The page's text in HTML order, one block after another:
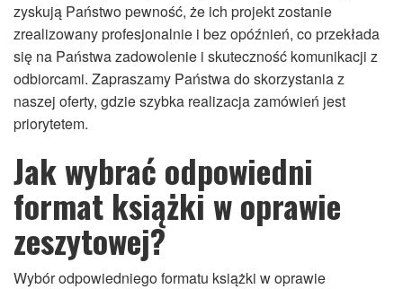
zyskują Państwo pewność, że ich projekt zostanie
zrealizowany profesjonalnie i bez opóźnień, co przekłada
się na Państwa zadowolenie i skuteczność komunikacji z
odbiorcami. Zapraszamy Państwa do skorzystania z
naszej oferty, gdzie szybka realizacja zamówień jest
priorytetem.
Jak wybrać odpowiedni
format książki w oprawie
zeszytowej?
Wybór odpowiedniego formatu książki w oprawie